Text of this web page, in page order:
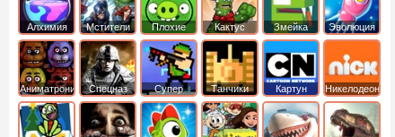
Алхимия Мстители
Плохие
свинки
Кактус
маккой
Змейка Эволюция
Аниматроники Спецназ
Супер
бойцы
Танчики
Картун
нетворк
Никелодеон